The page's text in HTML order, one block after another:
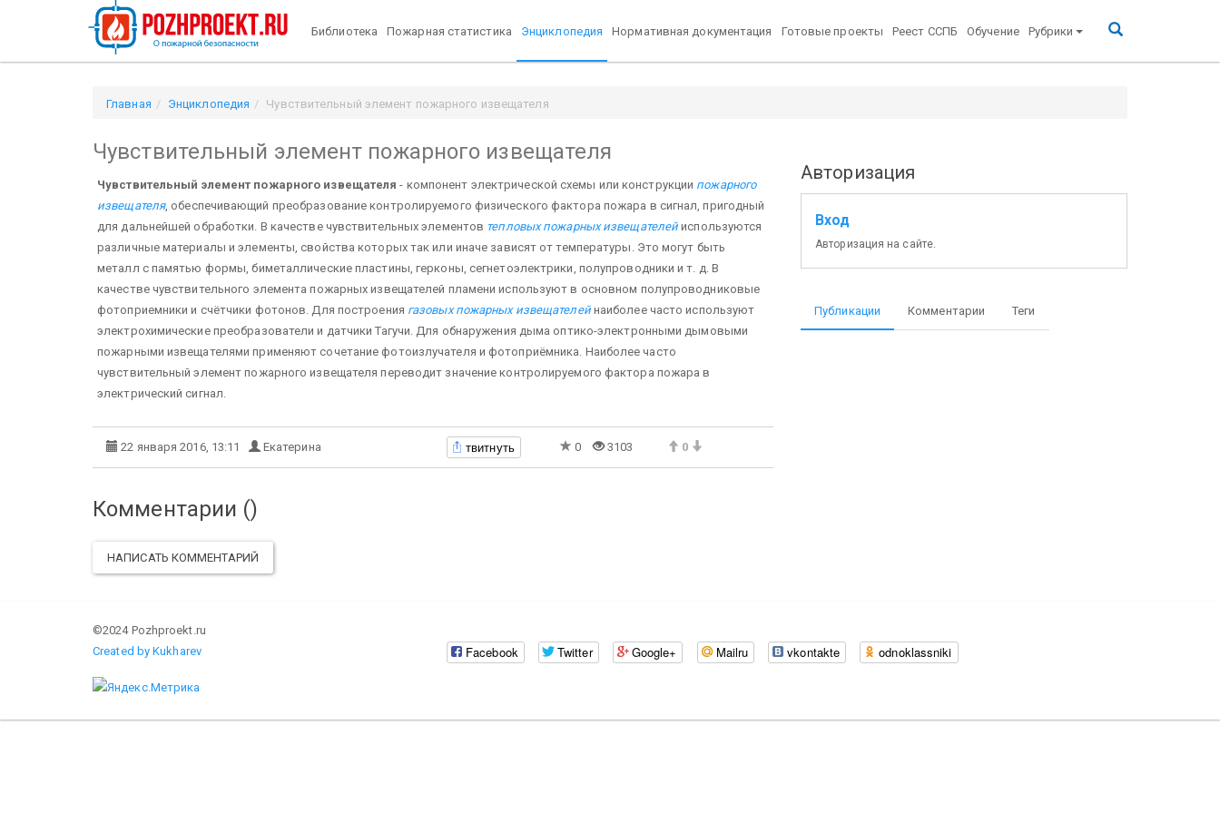
Библиотека Пожарная статистика Энциклопедия Нормативная документация Готовые проекты Реест ССПБ Обучение Рубрики
Главная Энциклопедия Чувствительный элемент пожарного извещателя
Чувствительный элемент пожарного извещателя
Чувствительный элемент пожарного извещателя - компонент электрической схемы или конструкции пожарного
извещателя, обеспечивающий преобразование контролируемого физического фактора пожара в сигнал, пригодный
для дальнейшей обработки. В качестве чувствительных элементов тепловых пожарных извещателейиспользуются
различные материалы и элементы, свойства которых так или иначе зависят от температуры. Это могут быть
металл с памятью формы, биметаллические пластины, герконы, сегнетоэлектрики, полупроводники и т. д. В
качестве чувствительного элемента пожарных извещателей пламени используют в основном полупроводниковые
фотоприемники и счётчики фотонов. Для построения газовых пожарных извещателейнаиболее часто используют
электрохимические преобразователи и датчики Тагучи. Для обнаружения дыма оптико-электронными дымовыми
пожарными извещателями применяют сочетание фотоизлучателя и фотоприёмника. Наиболее часто
чувствительный элемент пожарного извещателя переводит значение контролируемого фактора пожара в
электрический сигнал.
22 января 2016, 13:11 Екатерина твитнуть 0 3103 0
Комментарии ()
НАПИСАТЬ КОММЕНТАРИЙ
Авторизация
Вход
Авторизация на сайте.
Публикации Комментарии Теги
©2024 Pozhproekt.ru
Created by Kukharev
Facebook Twitter Google+ Mailru vkontakte odnoklassniki